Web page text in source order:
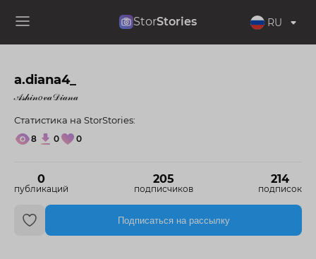
StorStories RU
a.diana4_
0
публикаций
205
подписчиков
214
подписок
𝒜𝓈𝒽𝒾𝓃𝑜𝓋𝒶𝒟𝒾𝒶𝓃𝒶
Статистика на StorStories:
8 0 0
Подписаться на рассылку